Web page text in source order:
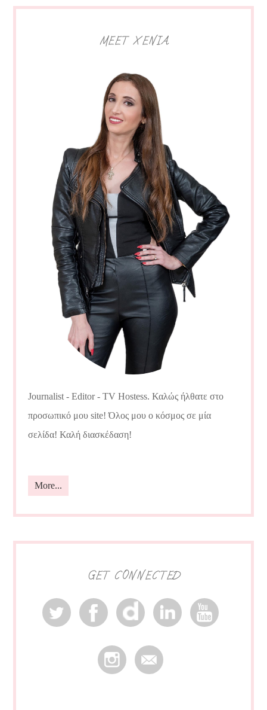
MEET XENIA
Journalist - Editor - TV Hostess. Καλώς ήλθατε στο
προσωπικό μου site! Όλος μου ο κόσμος σε μία
σελίδα! Καλή διασκέδαση!
More...
GET CONNECTED